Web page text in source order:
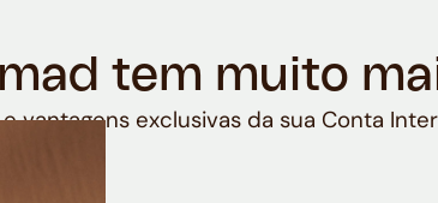
tem muito
vantagens exclusivas da sua Conta